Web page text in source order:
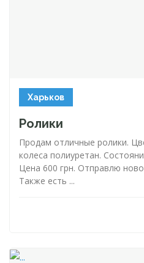
Харьков
Ролики
Продам отличные ролики.
колеса полиуретан.
Цена 600 грн. Отправлю
Также есть ...